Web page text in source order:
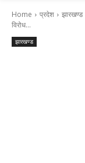
Home प्रदेश झारखण्ड
विरोध...
झारखण्ड